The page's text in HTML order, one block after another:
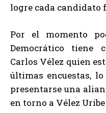
logre cada candidato
Por el momento
Democrático tiene
Carlos Vélez quien
últimas encuestas,
presentarse una
en torno a Vélez